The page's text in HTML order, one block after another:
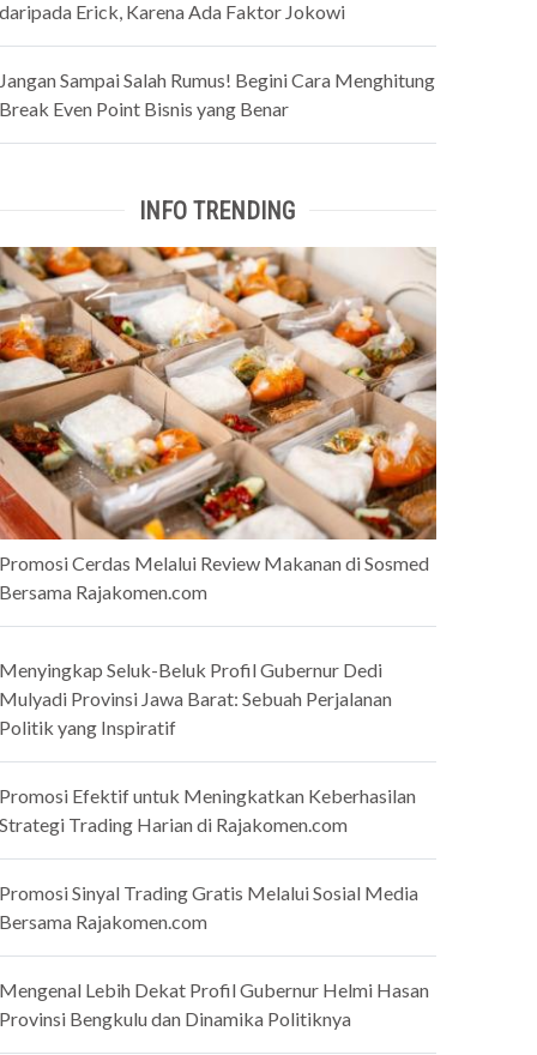
Erick, Karena Ada Faktor Jokowi
Sampai Salah Rumus! Begini Cara Menghitung
Even Point Bisnis yang Benar
INFO TRENDING
Cerdas Melalui Review Makanan di Sosmed
Rajakomen.com
Seluk-Beluk Profil Gubernur Dedi
Provinsi Jawa Barat: Sebuah Perjalanan
yang Inspiratif
Efektif untuk Meningkatkan Keberhasilan
Trading Harian di Rajakomen.com
Sinyal Trading Gratis Melalui Sosial Media
Rajakomen.com
Lebih Dekat Profil Gubernur Helmi Hasan
Bengkulu dan Dinamika Politiknya